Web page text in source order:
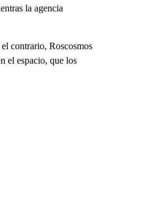
la agencia
contrario, Roscosmos
el espacio, que los